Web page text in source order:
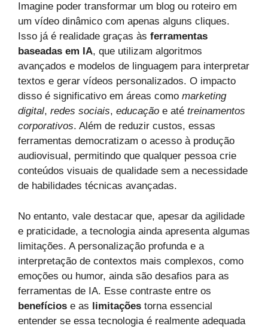
Imagine poder transformar um blog ou roteiro em
um vídeo dinâmico com apenas alguns cliques.
Isso já é realidade graças às ferramentas
baseadas em IA, que utilizam algoritmos
avançados e modelos de linguagem para interpretar
textos e gerar vídeos personalizados. O impacto
disso é significativo em áreas como marketing
digital, redes sociais, educação e até treinamentos
corporativos. Além de reduzir custos, essas
ferramentas democratizam o acesso à produção
audiovisual, permitindo que qualquer pessoa crie
conteúdos visuais de qualidade sem a necessidade
de habilidades técnicas avançadas.
No entanto, vale destacar que, apesar da agilidade
e praticidade, a tecnologia ainda apresenta algumas
limitações. A personalização profunda e a
interpretação de contextos mais complexos, como
emoções ou humor, ainda são desafios para as
ferramentas de IA. Esse contraste entre os
benefícios e as limitações torna essencial
entender se essa tecnologia é realmente adequada